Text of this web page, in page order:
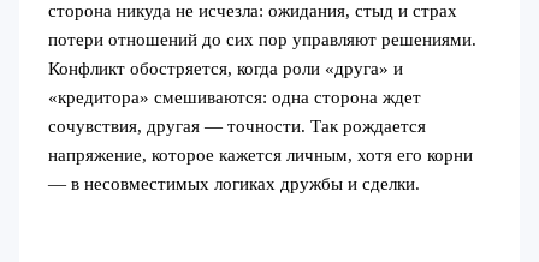
сторона никуда не исчезла: ожидания, стыд и страх
потери отношений до сих пор управляют решениями.
Конфликт обостряется, когда роли «друга» и
«кредитора» смешиваются: одна сторона ждет
сочувствия, другая — точности. Так рождается
напряжение, которое кажется личным, хотя его корни
— в несовместимых логиках дружбы и сделки.